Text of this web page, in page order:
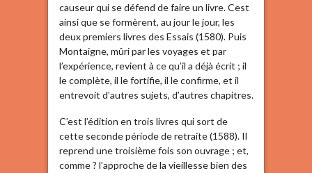
causeur qui se défend de faire un livre. Cest
ainsi que se formèrent, au jour le jour, les
deux premiers livres des Essais (1580). Puis
Montaigne, mûri par les voyages et par
l’expérience, revient à ce qu’il a déjà écrit ; il
le complète, il le fortifie, il le confirme, et il
entrevoit d’autres sujets, d’autres chapitres.
C’est l’édition en trois livres qui sort de
cette seconde période de retraite (1588). Il
reprend une troisième fois son ouvrage ; et,
comme ? l’approche de la vieillesse bien des